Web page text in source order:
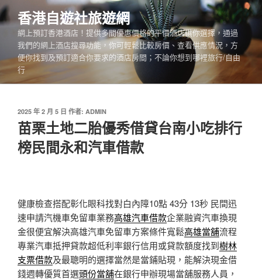
跳
至
內
香港自遊社旅遊網
網上預訂香港酒店！提供多間優惠價格的平價酒店供你選擇，通過
我們的網上酒店搜尋功能，你可輕鬆比較房價、查看供應情況，方
便你找到及預訂適合你要求的酒店房間；不論你想到哪裡旅行/自由
行
發
佈
於
2025 年 2 月 5 日 作者: ADMIN
苗栗土地二胎優秀借貸台南小吃排行
榜民間永和汽車借款
健康檢查搭配彰化眼科找對白內障10點 43分 13秒 民間迅
速申請汽機車免留車業務高雄汽車借款企業融資汽車換現
金很便宜解決高雄汽車免留車方案條件寬鬆高雄當舖流程
專業汽車抵押貸款超低利率銀行信用或貸款額度找到樹林
支票借款及最聰明的選擇當然是當鋪貼現，能解決現金借
錢週轉優質首選頭份當舖在銀行申辦現場當舖服務人員，